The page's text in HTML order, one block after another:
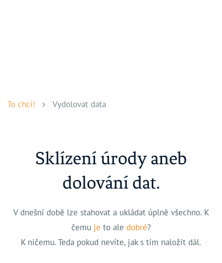
To chci! Vydolovat data
Sklízení úrody aneb
dolování dat.
V dnešní době lze stahovat a ukládat úplně všechno. K
čemu je to ale dobré?
K ničemu. Teda pokud nevíte, jak s tím naložit dál.